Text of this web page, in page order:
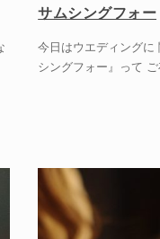
サムシングフォー
今日はウエディングに
シングフォー』って